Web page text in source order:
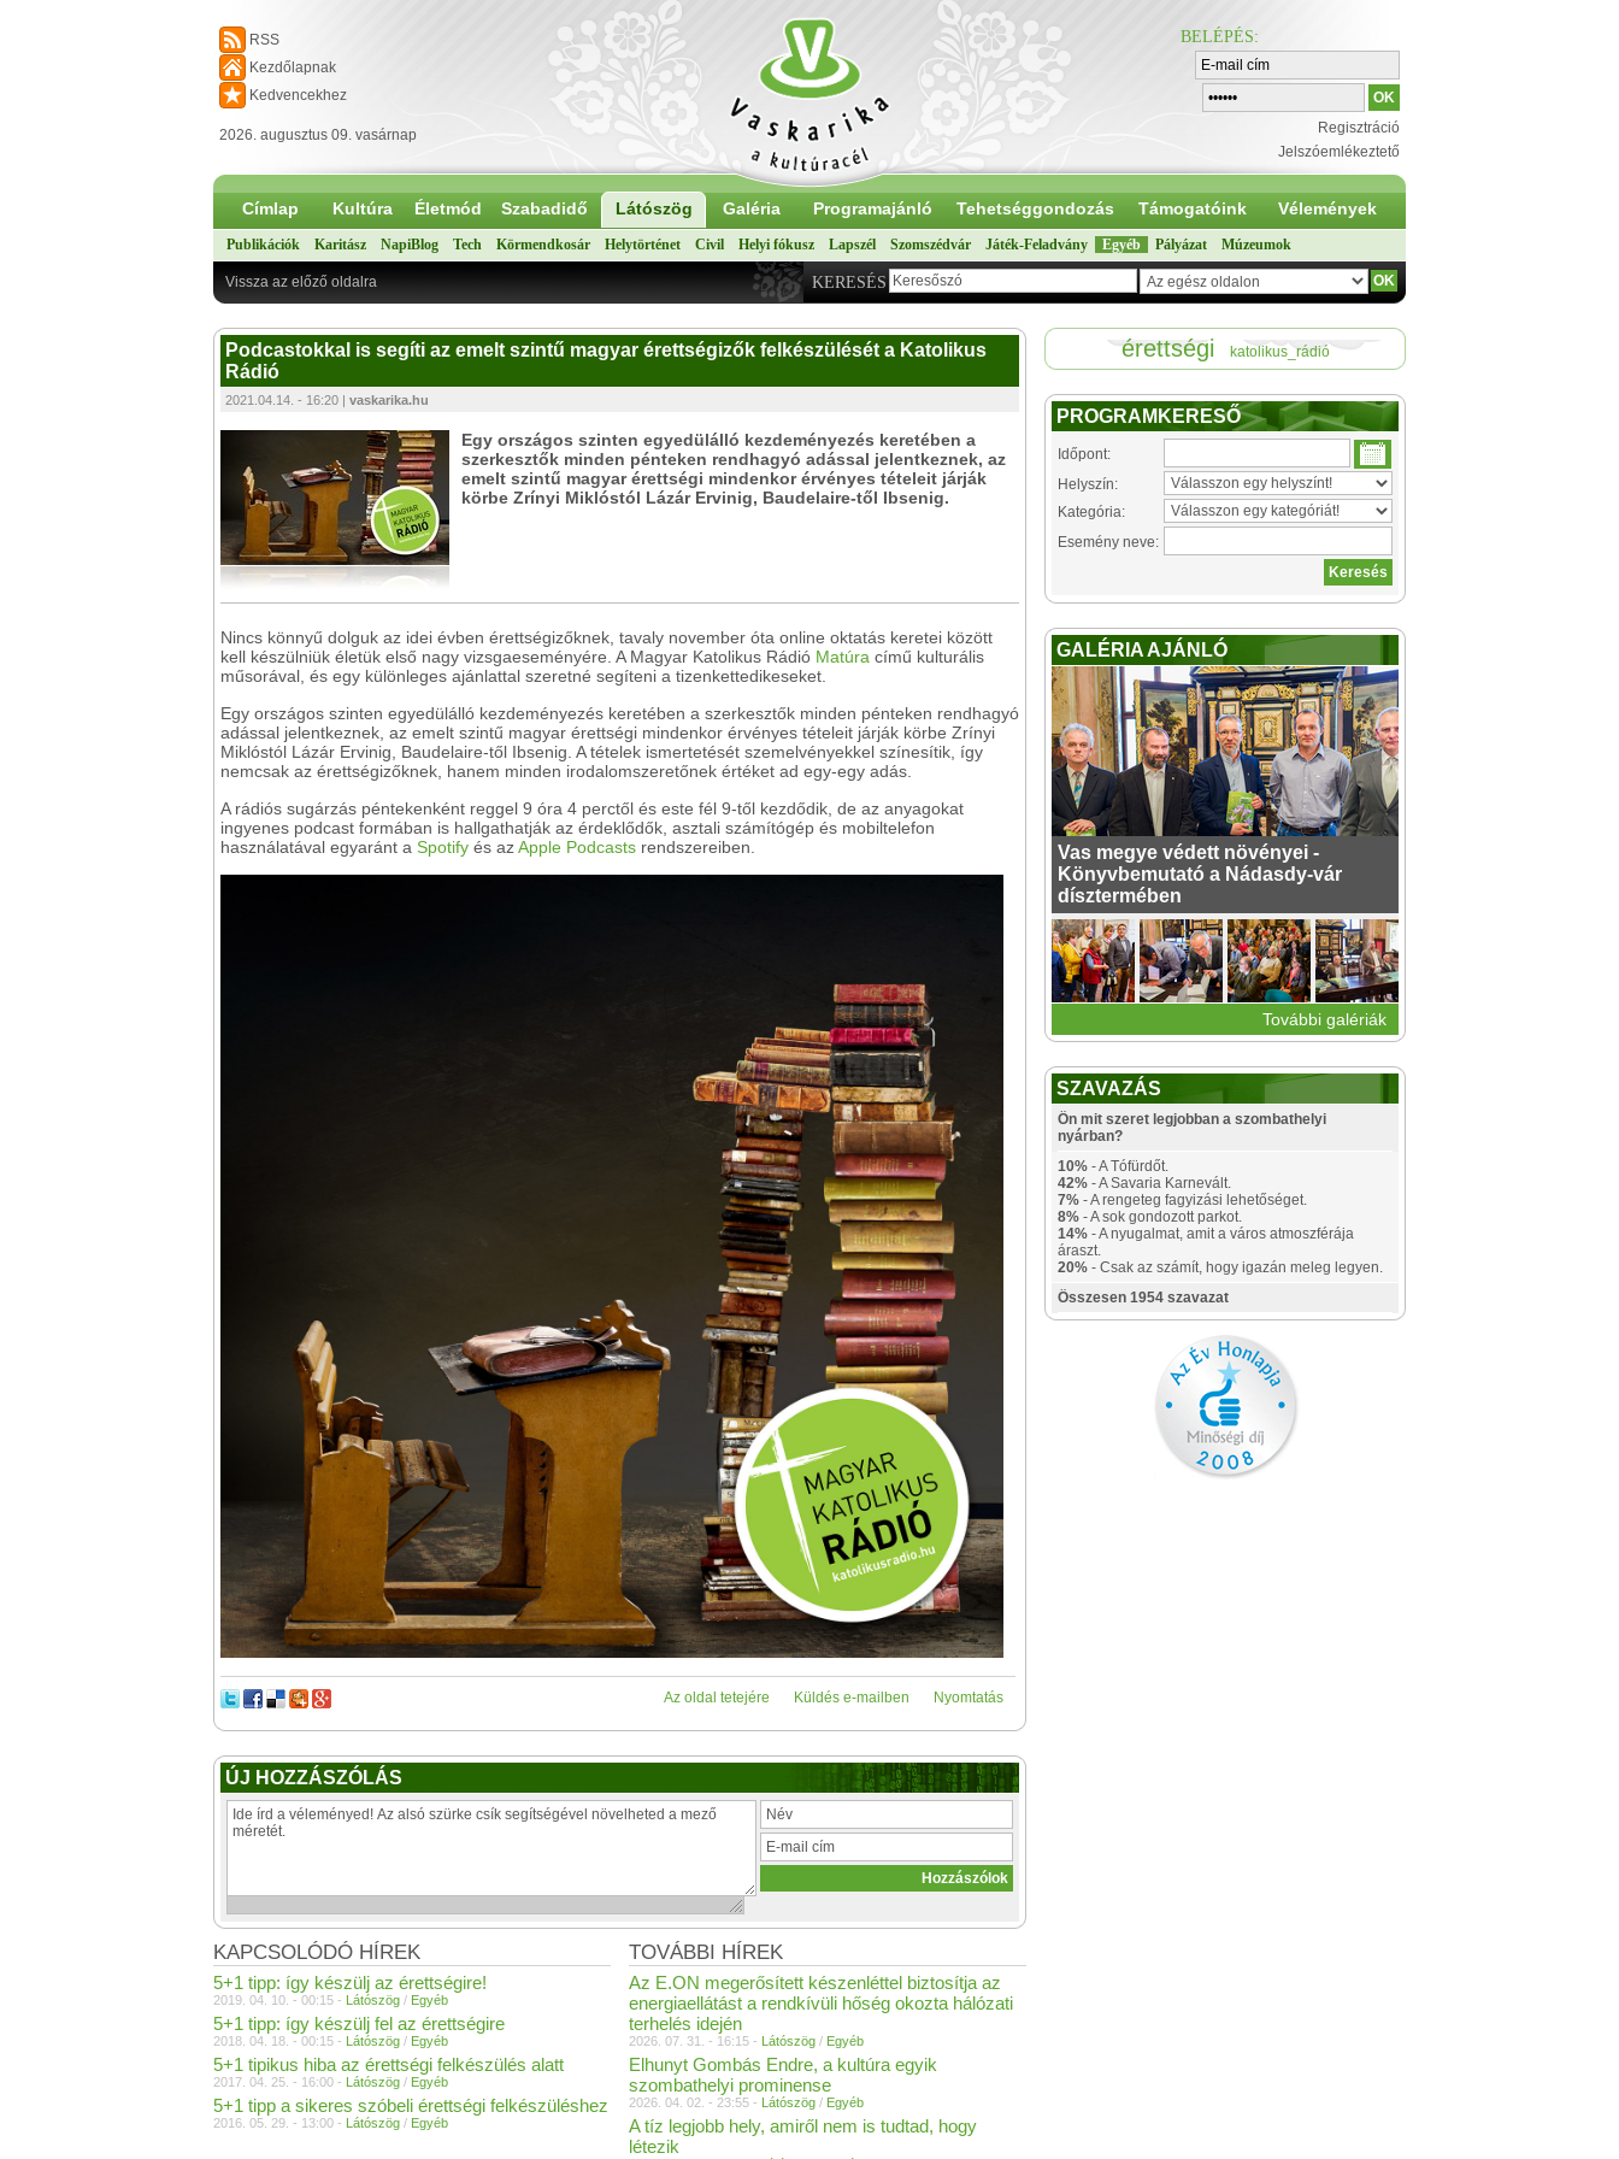
RSS
Kezdőlapnak
Kedvencekhez
2026. augusztus 09. vasárnap
BELÉPÉS:
Regisztráció
Jelszóemlékeztető
Címlap Kultúra Életmód Szabadidő Látószög Galéria Programajánló Tehetséggondozás Támogatóink Vélemények
Publikációk Karitász NapiBlog Tech Körmendkosár Helytörténet Civil Helyi fókusz Lapszél Szomszédvár Játék-Feladvány Egyéb Pályázat Múzeumok
KERESÉS
Vissza az előző oldalra
Podcastokkal is segíti az emelt szintű magyar érettségizők felkészülését a Katolikus
Rádió
2021.04.14. - 16:20 | vaskarika.hu
Egy országos szinten egyedülálló kezdeményezés keretében a
szerkesztők minden pénteken rendhagyó adással jelentkeznek, az
emelt szintű magyar érettségi mindenkor érvényes tételeit járják
körbe Zrínyi Miklóstól Lázár Ervinig, Baudelaire-től Ibsenig.
Nincs könnyű dolguk az idei évben érettségizőknek, tavaly november óta online oktatás keretei között
kell készülniük életük első nagy vizsgaeseményére. A Magyar Katolikus Rádió Matúra című kulturális
műsorával, és egy különleges ajánlattal szeretné segíteni a tizenkettedikeseket.
Egy országos szinten egyedülálló kezdeményezés keretében a szerkesztők minden pénteken rendhagyó
adással jelentkeznek, az emelt szintű magyar érettségi mindenkor érvényes tételeit járják körbe Zrínyi
Miklóstól Lázár Ervinig, Baudelaire-től Ibsenig. A tételek ismertetését szemelvényekkel színesítik, így
nemcsak az érettségizőknek, hanem minden irodalomszeretőnek értéket ad egy-egy adás.
A rádiós sugárzás péntekenként reggel 9 óra 4 perctől és este fél 9-től kezdődik, de az anyagokat
ingyenes podcast formában is hallgathatják az érdeklődők, asztali számítógép és mobiltelefon
használatával egyaránt a Spotify és azApple Podcasts rendszereiben.
Nyomtatás
Küldés e-mailben
Az oldal tetejére
ÚJ HOZZÁSZÓLÁS
TOVÁBBI HÍREK
Az E.ON megerősített készenléttel biztosítja az
energiaellátást a rendkívüli hőség okozta hálózati
terhelés idején
2026. 07. 31. - 16:15 - Látószög / Egyéb
Elhunyt Gombás Endre, a kultúra egyik
szombathelyi prominense
2026. 04. 02. - 23:55 - Látószög / Egyéb
A tíz legjobb hely, amiről nem is tudtad, hogy
létezik
KAPCSOLÓDÓ HÍREK
5+1 tipp: így készülj az érettségire!
2019. 04. 10. - 00:15 - Látószög / Egyéb
5+1 tipp: így készülj fel az érettségire
2018. 04. 18. - 00:15 - Látószög / Egyéb
5+1 tipikus hiba az érettségi felkészülés alatt
2017. 04. 25. - 16:00 - Látószög / Egyéb
5+1 tipp a sikeres szóbeli érettségi felkészüléshez
2016. 05. 29. - 13:00 - Látószög / Egyéb
érettségi katolikus_rádió
PROGRAMKERESŐ
Időpont:
Helyszín:
Kategória:
Esemény neve:
GALÉRIA AJÁNLÓ
Vas megye védett növényei -
Könyvbemutató a Nádasdy-vár
dísztermében
További galériák
SZAVAZÁS
Ön mit szeret legjobban a szombathelyi
nyárban?
10% - A Tófürdőt.
42% - A Savaria Karnevált.
7% - A rengeteg fagyizási lehetőséget.
8% - A sok gondozott parkot.
14% - A nyugalmat, amit a város atmoszférája
áraszt.
20% - Csak az számít, hogy igazán meleg legyen.
Összesen 1954 szavazat